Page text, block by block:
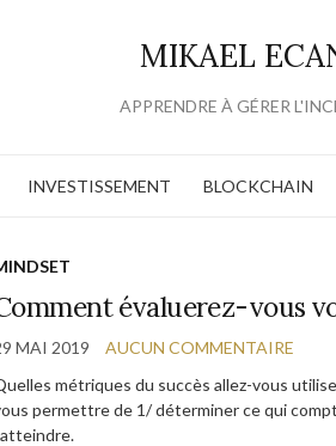
MIKAEL
APPRENDRE À GÉRER
INVESTISSEMENT BLOCKCHAIN
évaluerez-vous
MAI 2019
AUCUN COMMENTAIRE
métriques du succès allez-vous
permettre de 1/ déterminer ce qui